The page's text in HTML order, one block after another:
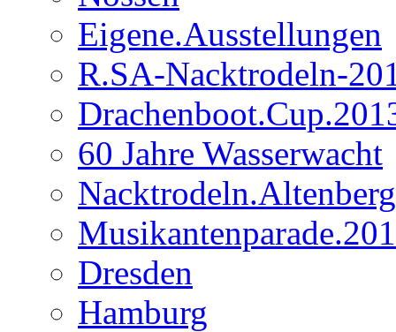
Eigene.Ausstellungen
R.SA-Nacktrodeln-
60 Jahre Wasserwacht
Dresden
Hamburg